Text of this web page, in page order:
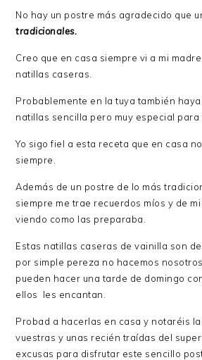
No hay un postre más agradecido que
tradicionales.
Creo que en casa siempre vi a mi
natillas caseras.
Probablemente en la tuya también
natillas sencilla pero muy especial para
Yo sigo fiel a esta receta que en casa
siempre.
Además de un postre de lo más
siempre me trae recuerdos míos y de
viendo como las preparaba.
Estas natillas caseras de vainilla son
por simple pereza no hacemos
pueden hacer una tarde de domingo
ellos les encantan.
Probad a hacerlas en casa y notaréis
vuestras y unas recién traídas del
excusas para disfrutar este sencillo